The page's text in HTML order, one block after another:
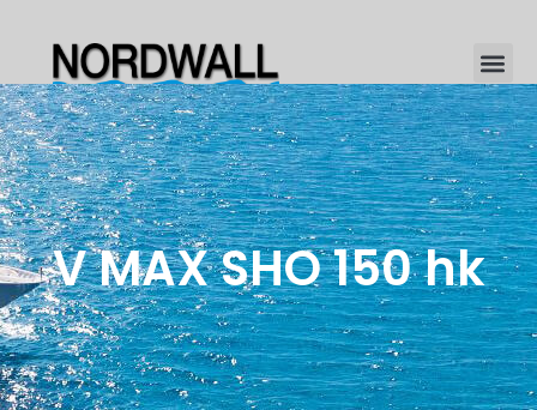
V MAX SHO 150 hk